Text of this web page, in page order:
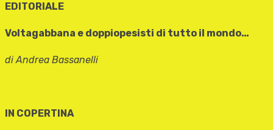
EDITORIALE
Voltagabbana e doppiopesisti di tutto il mondo…
di Andrea Bassanelli
IN COPERTINA